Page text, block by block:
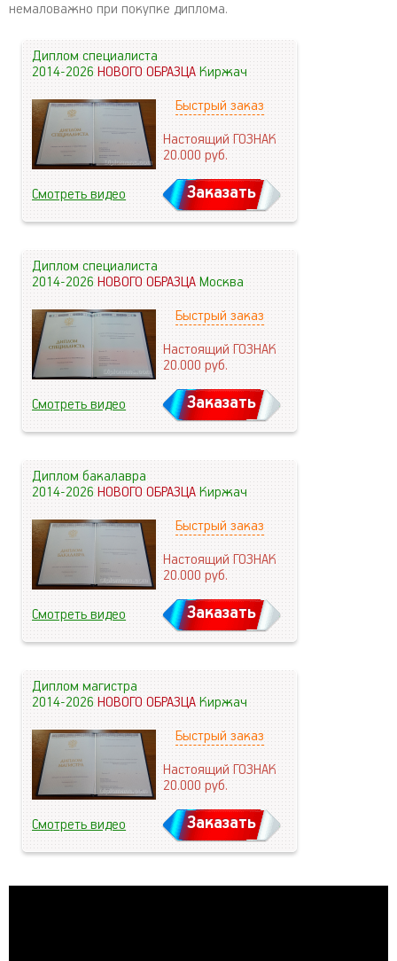
немаловажно при покупке диплома.
Диплом специалиста
2014-2026НОВОГО ОБРАЗЦАКиржач
Быстрый заказ
Настоящий ГОЗНАК
20.000руб.
Смотреть видео Заказать
Диплом специалиста
2014-2026НОВОГО ОБРАЗЦАМосква
Быстрый заказ
Настоящий ГОЗНАК
20.000руб.
Смотреть видео Заказать
Диплом бакалавра
2014-2026НОВОГО ОБРАЗЦАКиржач
Быстрый заказ
Настоящий ГОЗНАК
20.000руб.
Смотреть видео Заказать
Диплом магистра
2014-2026НОВОГО ОБРАЗЦАКиржач
Быстрый заказ
Настоящий ГОЗНАК
20.000руб.
Смотреть видео Заказать